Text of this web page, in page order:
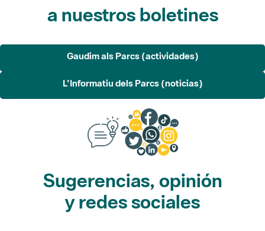
a nuestros boletines
Gaudim als Parcs (actividades)
L'Informatiu dels Parcs (noticias)
Sugerencias, opinión
y redes sociales